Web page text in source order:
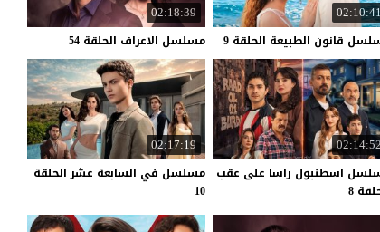
قانون الطبيعة الحلقة 9
02:18:39
مسلسل الاعراف الحلقة 54
اسطنبول راسا على عقب
8
02:17:19
مسلسل في السابعة عشر الحلقة
10